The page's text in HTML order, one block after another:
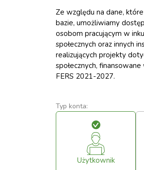
Ze względu na dane,
bazie, umożliwiamy
osobom pracującym w
społecznych oraz innych
realizujących projekty
społecznych,
FERS 2021-2027.
Typ konta:
Użytkownik